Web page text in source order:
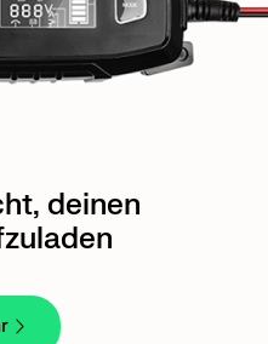
deinen